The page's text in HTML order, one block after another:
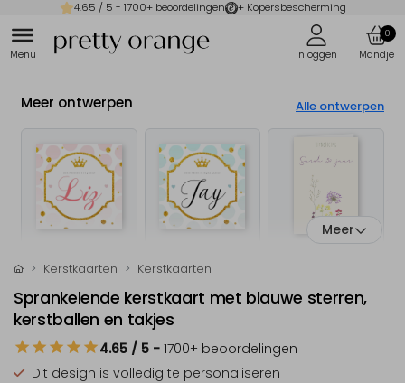
4.65 / 5 - 1700+ beoordelingen + Kopersbescherming
0
Meer ontwerpen Alle ontwerpen
Meer
Kerstkaarten Kerstkaarten
Sprankelende kerstkaart met blauwe sterren,
kerstballen en takjes
4.65 / 5 - 1700+ beoordelingen
Dit design is volledig te personaliseren